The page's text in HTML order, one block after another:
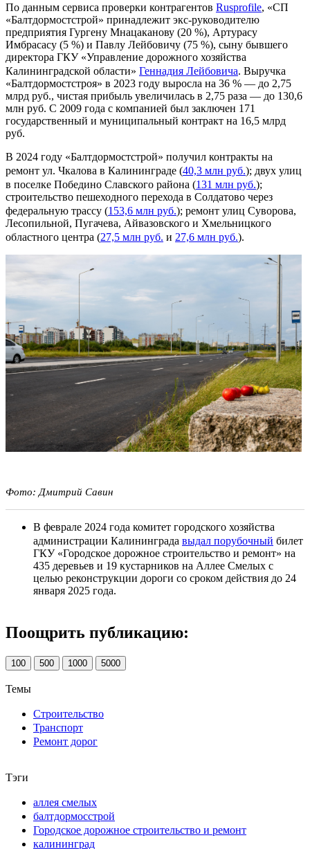
По данным сервиса проверки контрагентов Rusprofile, «СП
«Балтдормостстрой» принадлежит экс-руководителю
предприятия Гургену Мнацаканову (20 %), Артурасу
Имбрасасу (5 %) и Павлу Лейбовичу (75 %), сыну бывшего
директора ГКУ «Управление дорожного хозяйства
Калининградской области» Геннадия Лейбовича. Выручка
«Балтдормостстроя» в 2023 году выросла на 36 % — до 2,75
млрд руб., чистая прибыль увеличилась в 2,75 раза — до 130,6
млн руб. С 2009 года с компанией был заключен 171
государственный и муниципальный контракт на 16,5 млрд
руб.
В 2024 году «Балтдормостстрой» получил контракты на
ремонт ул. Чкалова в Калининграде (40,3 млн руб.); двух улиц
в поселке Победино Славского района (131 млн руб.);
строительство пешеходного перехода в Солдатово через
федеральную трассу (153,6 млн руб.); ремонт улиц Суворова,
Лесопильной, Пугачева, Айвазовского и Хмельницкого
областного центра (27,5 млн руб. и 27,6 млн руб.).
Фото: Дмитрий Савин
В феврале 2024 года комитет городского хозяйства
администрации Калининграда выдал порубочный билет
ГКУ «Городское дорожное строительство и ремонт» на
435 деревьев и 19 кустарников на Аллее Смелых с
целью реконструкции дороги со сроком действия до 24
января 2025 года.
Поощрить публикацию:
100 500 1000 5000
Темы
Строительство
Транспорт
Ремонт дорог
Тэги
аллея смелых
балтдормосстрой
Городское дорожное строительство и ремонт
калининград